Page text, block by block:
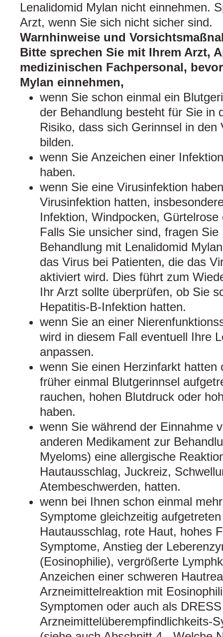
Lenalidomid Mylan nicht einnehmen.
Arzt, wenn Sie sich nicht sicher sind.
Warnhinweise und
Bitte sprechen Sie mit Ihrem Arzt,
medizinischen Fachpersonal,
Mylan einnehmen,
wenn Sie schon einmal ein
der Behandlung besteht für Sie in
Risiko, dass sich Gerinnsel in den
bilden.
wenn Sie Anzeichen einer
haben.
wenn Sie eine Virusinfektion
Virusinfektion hatten,
Infektion, Windpocken,
Falls Sie unsicher sind, fragen
Behandlung mit Lenalidomid
das Virus bei Patienten, die das
aktiviert wird. Dies führt zum
Ihr Arzt sollte überprüfen, ob Sie
Hepatitis-B-Infektion hatten.
wenn Sie an einer
wird in diesem Fall eventuell Ihre
anpassen.
wenn Sie einen Herzinfarkt hatten
früher einmal Blutgerinnsel
rauchen, hohen Blutdruck oder
haben.
wenn Sie während der Einnahme
anderen Medikament zur
Myeloms) eine allergische
Hautausschlag, Juckreiz,
Atembeschwerden, hatten.
wenn bei Ihnen schon einmal
Symptome gleichzeitig
Hautausschlag, rote Haut, hohes
Symptome, Anstieg der
(Eosinophilie), vergrößerte
Anzeichen einer schweren
Arzneimittelreaktion mit
Symptomen oder auch als
Arzneimittelüberempfindlichkeits-